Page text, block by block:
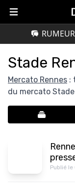
Stade
Mercato Rennes :
du mercato
Publié